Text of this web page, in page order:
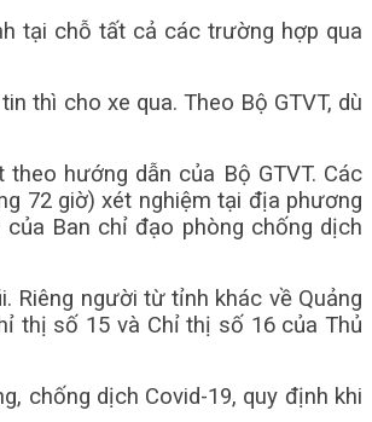
tại chỗ tất cả các trường hợp qua
thì cho xe qua. Theo Bộ GTVT, dù
hướng dẫn của Bộ GTVT. Các
72 giờ) xét nghiệm tại địa phương
Ban chỉ đạo phòng chống dịch
Riêng người từ tỉnh khác về Quảng
thị số 15 và Chỉ thị số 16 của Thủ
chống dịch Covid-19, quy định khi